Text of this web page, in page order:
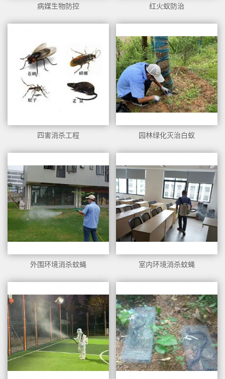
病媒生物防控 红火蚁防治
四害消杀工程 园林绿化灭治白蚁
外围环境消杀蚊蝇 室内环境消杀蚊蝇